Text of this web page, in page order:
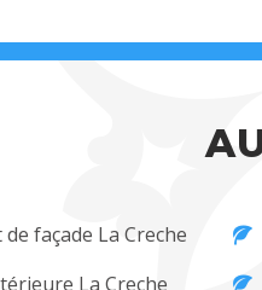
façade La Creche
La Creche